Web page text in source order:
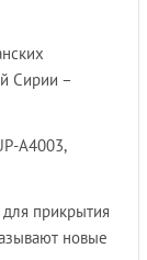
Сирии –
A4003,
прикрытия
новые